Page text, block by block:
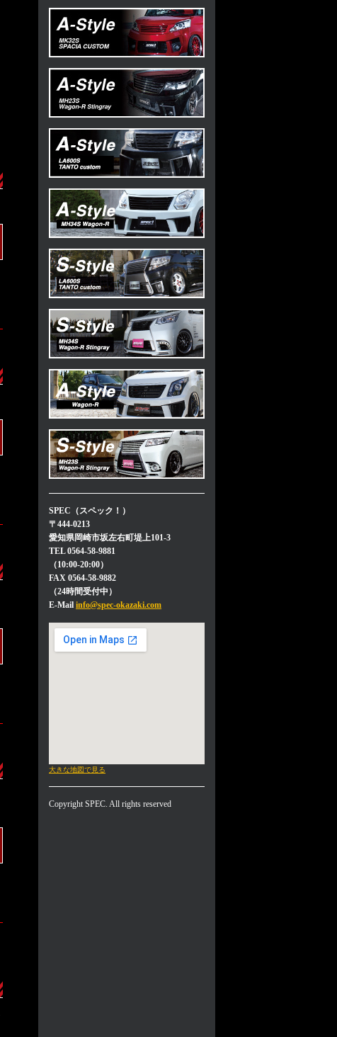
SPEC（スペック！）
〒444-0213
愛知県岡崎市坂左右町堤上101-3
TEL 0564-58-9881
（10:00-20:00）
FAX 0564-58-9882
（24時間受付中）
E-Mail info@spec-okazaki.com
大きな地図で見る
Copyright SPEC. All rights reserved